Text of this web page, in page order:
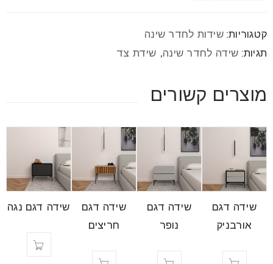
קטגוריות: שידות לחדר שינה
תגיות: שידה לחדר שינה, שידת צד
מוצרים קשורים
שידה דגם
אורבניק
שידה דגם
נופר
שידה דגם
חריצים
שידה דגם נגה
כל
האפשרויות